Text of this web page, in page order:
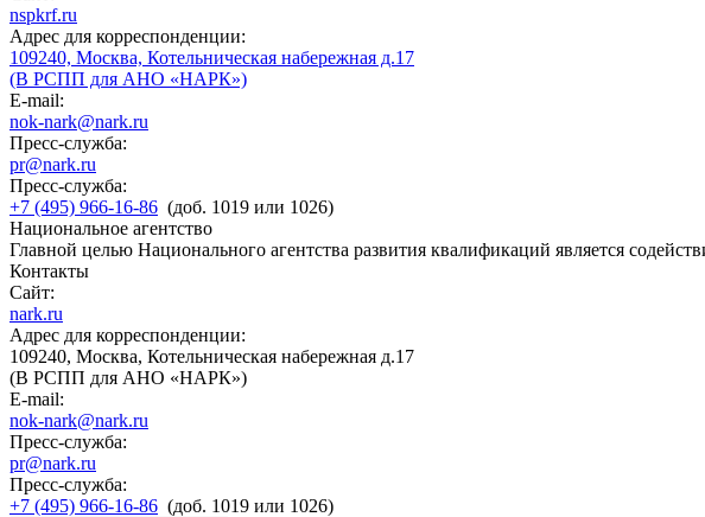
nspkrf.ru
Адрес для корреспонденции:
109240, Москва, Котельническая набережная д.17
(В РСПП для АНО «НАРК»)
E-mail:
nok-nark@nark.ru
Пресс-служба:
pr@nark.ru
Пресс-служба:
+7 (495) 966-16-86 (доб. 1019 или 1026)
Национальное агентство
Главной целью Национального агентства развития квалификаций является
Контакты
Сайт:
nark.ru
Адрес для корреспонденции:
109240, Москва, Котельническая набережная д.17
(В РСПП для АНО «НАРК»)
E-mail:
nok-nark@nark.ru
Пресс-служба:
pr@nark.ru
Пресс-служба:
+7 (495) 966-16-86 (доб. 1019 или 1026)